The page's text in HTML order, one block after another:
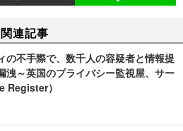
関連記事
の不手際で、数千人の容疑者と情報提
洩～英国のプライバシー監視屋、サー
Register）